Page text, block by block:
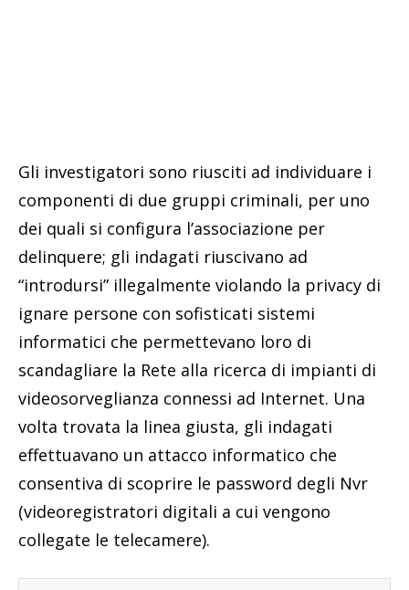
Gli investigatori sono riusciti ad individuare i
componenti di due gruppi criminali, per uno
dei quali si configura l’associazione per
delinquere; gli indagati riuscivano ad
“introdursi” illegalmente violando la privacy di
ignare persone con sofisticati sistemi
informatici che permettevano loro di
scandagliare la Rete alla ricerca di impianti di
videosorveglianza connessi ad Internet. Una
volta trovata la linea giusta, gli indagati
effettuavano un attacco informatico che
consentiva di scoprire le password degli Nvr
(videoregistratori digitali a cui vengono
collegate le telecamere).